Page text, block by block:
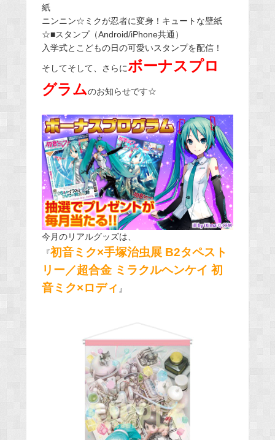
紙
ニンニン☆ミクが忍者に変身！キュートな壁紙
☆■スタンプ（Android/iPhone共通）
入学式とこどもの日の可愛いスタンプを配信！
そしてそして、さらにボーナスプロ
グラムのお知らせです☆
今月のリアルグッズは、
『初音ミク×手塚治虫展 B2タペスト
リー／超合金 ミラクルヘンケイ 初
音ミク×ロディ 』